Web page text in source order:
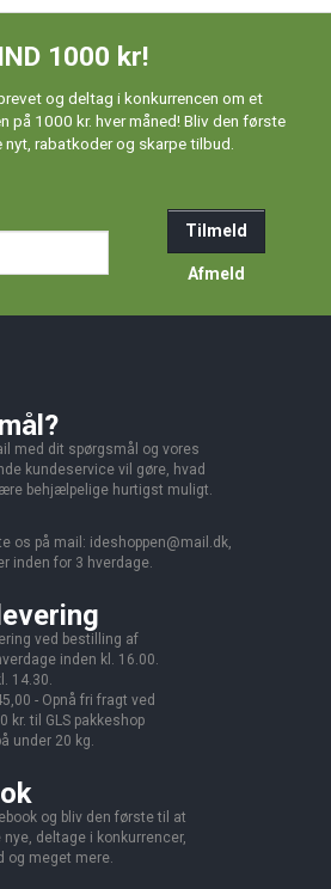
1000 kr!
og deltag i konkurrencen om et
på 1000 kr. hver måned! Bliv den første
rabatkoder og skarpe tilbud.
Tilmeld
Afmeld
med dit spørgsmål og vores
kundeservice vil gøre, hvad
behjælpelige hurtigst muligt.
os på mail: ideshoppen@mail.dk,
inden for 3 hverdage.
ved bestilling af
inden kl. 16.00.
14.30.
- Opnå fri fragt ved
kr. til GLS pakkeshop
under 20 kg.
og bliv den første til at
deltage i konkurrencer,
og meget mere.